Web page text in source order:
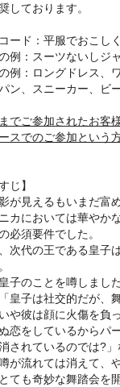
しております。
ード：平服でおこし
例：スーツないしジ
の例：ロングドレス、
ン、スニーカー、ビ
でご参加されたお客
スでのご参加という
じ】
が見えるもいまだ富
カにおいては華やか
必須要件でした。
次代の王である皇子
子のことを噂しました
皇子は社交的だが、
や彼は顔に火傷を負
恋をしているから
されているのでは?」
が流れては消えて、
ても奇妙な舞踏会を